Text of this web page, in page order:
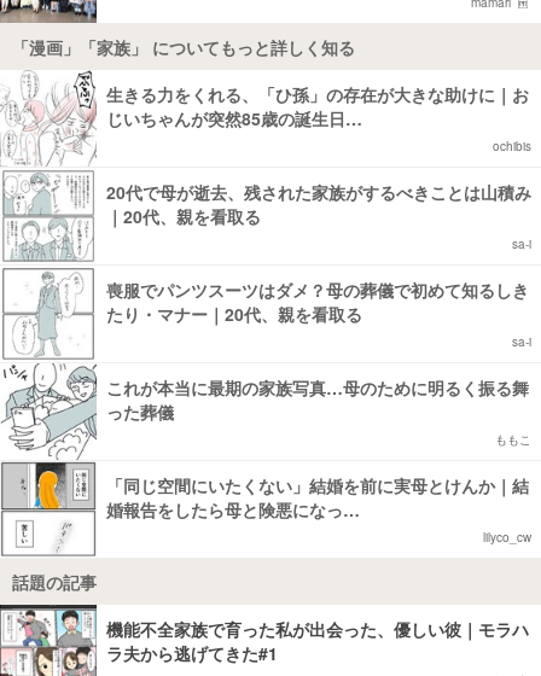
「漫画」「家族」 についてもっと詳しく知る
生きる力をくれる、「ひ孫」の存在が大きな助けに｜お
じいちゃんが突然85歳の誕生日…
ochibis
20代で母が逝去、残された家族がするべきことは山積み
｜20代、親を看取る
sa-i
喪服でパンツスーツはダメ？母の葬儀で初めて知るしき
たり・マナー｜20代、親を看取る
sa-i
これが本当に最期の家族写真…母のために明るく振る舞
った葬儀
ももこ
「同じ空間にいたくない」結婚を前に実母とけんか｜結
婚報告をしたら母と険悪になっ…
lilyco_cw
話題の記事
機能不全家族で育った私が出会った、優しい彼｜モラハ
ラ夫から逃げてきた#1